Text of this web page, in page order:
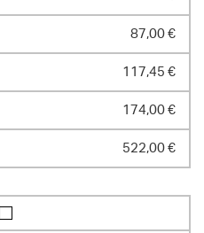
87,00 €
117,45 €
174,00 €
522,00 €